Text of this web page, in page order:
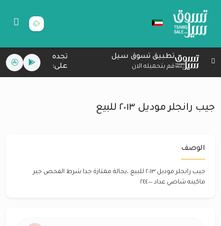
تطبيق تسوق سيل
قم بتحميله الان
تجده
على:
جيب رانجلر موديل ٢٠١٣ للبيع
الوصف
جيب رانجلر موديل ٢٠١٣ للبيع ،بحالة ممتازة جدا شرط الفحص جير
ماكينه شاصي عداد ٢٤٤٠٠٠